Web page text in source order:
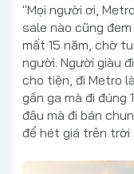
"Mọi người ơi,
sale nào cũng đem
mất 15 năm, chờ
người. Người giàu
cho tiện, đi Metro
gần ga mà đi đúng
đâu mà đi bán
để hét giá trên trời